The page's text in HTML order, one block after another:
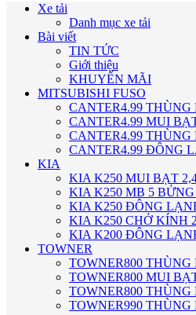
Xe tải
Danh mục xe tải
Bài viết
TIN TỨC
Giới thiệu
KHUYẾN MÃI
MITSUBISHI FUSO
CANTER4.99 THÙNG
CANTER4.99 MUI
CANTER4.99 THÙNG
CANTER4.99 ĐÔNG
KIA
KIA K250 MUI BẠT
KIA K250 MB 5
KIA K250 ĐÔNG
KIA K250 CHỞ KÍNH
KIA K200 ĐÔNG
TOWNER
TOWNER800 THÙNG
TOWNER800 MUI
TOWNER800 THÙNG
TOWNER990 THÙNG